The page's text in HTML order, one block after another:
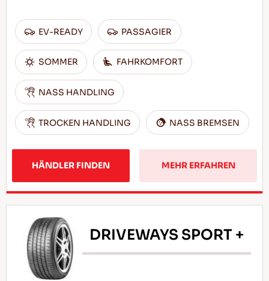
EV-READY PASSAGIER
SOMMER FAHRKOMFORT
NASS HANDLING
TROCKEN HANDLING NASS BREMSEN
HÄNDLER FINDEN MEHR ERFAHREN
DRIVEWAYS SPORT +